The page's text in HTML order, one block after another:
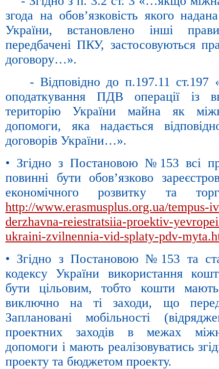
згода на обов’язковість якого
України, встановлено інші
передбачені ПКУ, застосовуються
договору…».
- Відповідно до п.197.11 ст.197
оподаткування ПДВ операції із
територію України майна як
допомоги, яка надається
договорів України…».
• Згідно з Постановою №153 всі
повинні бути обов’язково
економічного розвитку та
http://www.erasmusplus.org.ua/tempus-
derzhavna-reiestratsiia-proektiv-
ukraini-zvilnennia-vid-splaty-pdv-
• Згідно з Постановою №153 та
кодексу України використання
бути цільовим, тобто кошти
виключно на ті заходи, що
Заплановані мобільності
проектних заходів в межах
допомоги і мають реалізовуватись
проекту та бюджетом проекту.